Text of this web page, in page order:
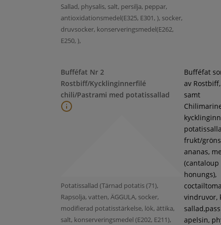
Sallad, physalis, salt, persilja, peppar,
antioxidationsmedel(E325, E301, ), socker,
druvsocker, konserveringsmedel(E262,
E250, ),
Bufféfat Nr 2
Rostbiff/Kycklinginnerfilé
chili/Pastrami med potatissallad
Potatissallad (Tärnad potatis (71),
Rapsolja, vatten, ÄGGULA, socker,
modifierad potatisstärkelse, lök, ättika,
salt, konserveringsmedel (E202, E211),
Bufféfat
av
samt
frukt/
ananas,
(cantaloup
honungs),
vindruvor,
apelsin,